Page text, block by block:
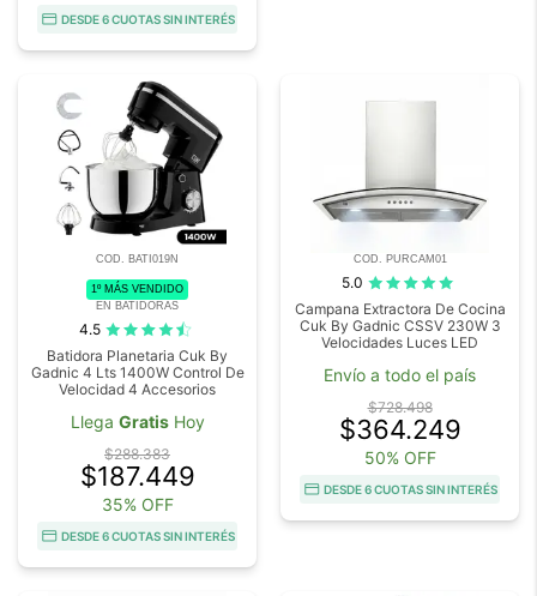
DESDE 6 CUOTAS SIN INTERÉS
COD. BATI019N
1º MÁS VENDIDO
EN BATIDORAS
4.5
Batidora Planetaria Cuk By
Gadnic 4 Lts 1400W Control De
Velocidad 4 Accesorios
Llega GratisHoy
$288.383
$187.449
35% OFF
DESDE 6 CUOTAS SIN INTERÉS
COD. PURCAM01
5.0
Campana Extractora De Cocina
Cuk By Gadnic CSSV 230W 3
Velocidades Luces LED
Envío a todo el país
$728.498
$364.249
50% OFF
DESDE 6 CUOTAS SIN INTERÉS